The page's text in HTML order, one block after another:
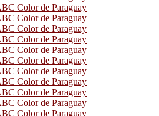
Color de Paraguay
Color de Paraguay
Color de Paraguay
Color de Paraguay
Color de Paraguay
Color de Paraguay
Color de Paraguay
Color de Paraguay
Color de Paraguay
Color de Paraguay
Color de Paraguay